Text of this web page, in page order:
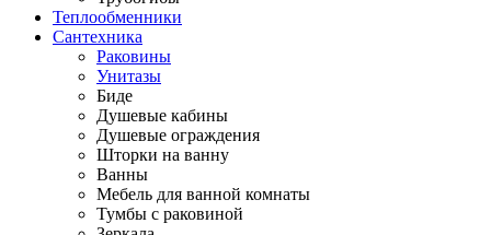
Теплообменники
Сантехника
Раковины
Унитазы
Биде
Душевые кабины
Душевые ограждения
Шторки на ванну
Ванны
Мебель для ванной комнаты
Тумбы с раковиной